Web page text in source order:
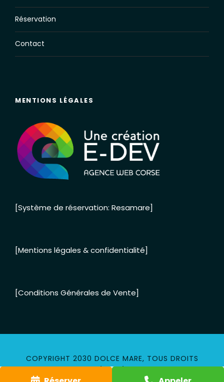
Réservation
Contact
MENTIONS LÉGALES
[Système de réservation: Resamare]
[Mentions légales & confidentialité]
[Conditions Générales de Vente]
COPYRIGHT 2030 DOLCE MARE, TOUS DROITS
RÉSERVÉS